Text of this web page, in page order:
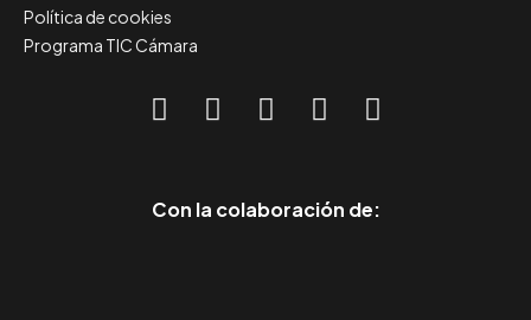
Política de cookies
Programa TIC Cámara
Con la colaboración de: